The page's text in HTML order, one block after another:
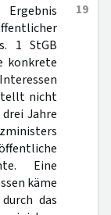
19
1 StGB
konkrete
nicht
Jahre
Eine
käme
das